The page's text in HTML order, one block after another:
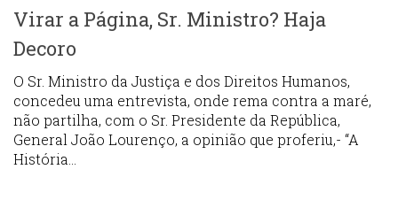
Virar a Página, Sr. Ministro? Haja
Decoro
O Sr. Ministro da Justiça e dos Direitos Humanos,
concedeu uma entrevista, onde rema contra a maré,
não partilha, com o Sr. Presidente da República,
General João Lourenço, a opinião que proferiu,- “A
História...